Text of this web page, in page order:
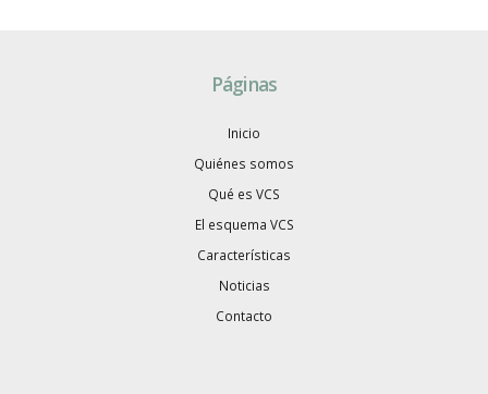
Páginas
Inicio
Quiénes somos
Qué es VCS
El esquema VCS
Características
Noticias
Contacto